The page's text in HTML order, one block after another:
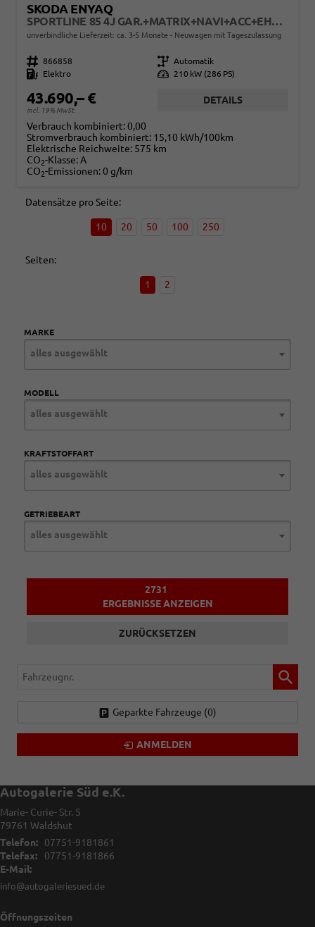
SKODA ENYAQ
SPORTLINE 85 4J GAR.+MATRIX+NAVI+ACC+EHK+KAMERA+SHZ+20" ALU+KESSY+KLIMA
unverbindliche Lieferzeit: ca. 3-5 Monate Neuwagen mit Tageszulassung
Fahrzeugnr. 866858 Getriebe Automatik
Kraftstoff
Elektro Leistung 210 kW (286 PS)
43.690,– €
incl. 19% MwSt.
DETAILS
Verbrauch kombiniert:0,00
Stromverbrauch kombiniert: 15,10 kWh/100km
Elektrische Reichweite: 575 km
CO2-Klasse:A
CO2-Emissionen:0 g/km
Datensätze pro Seite:
10 20 50 100 250
Seiten:
1 2
MARKE
alles ausgewählt
MODELL
alles ausgewählt
KRAFTSTOFFART
alles ausgewählt
GETRIEBEART
alles ausgewählt
2731
ERGEBNISSE ANZEIGEN
ZURÜCKSETZEN
Fahrzeugnr.
Geparkte Fahrzeuge (0)
ANMELDEN
Autogalerie Süd e.K.
Marie- Curie- Str. 5
79761 Waldshut
Telefon:
07751-9181861
Telefax:
07751-9181866
E-Mail:
info@autogaleriesued.de
Öffnungszeiten